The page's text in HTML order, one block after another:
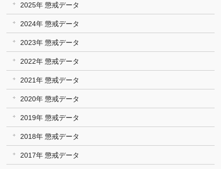
2025年 懲戒データ
2024年 懲戒データ
2023年 懲戒データ
2022年 懲戒データ
2021年 懲戒データ
2020年 懲戒データ
2019年 懲戒データ
2018年 懲戒データ
2017年 懲戒データ